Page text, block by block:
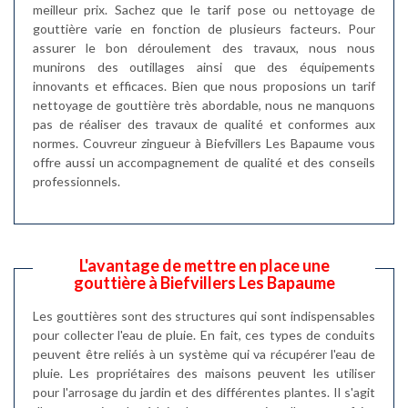
meilleur prix. Sachez que le tarif pose ou nettoyage de
gouttière varie en fonction de plusieurs facteurs. Pour
assurer le bon déroulement des travaux, nous nous
munirons des outillages ainsi que des équipements
innovants et efficaces. Bien que nous proposions un tarif
nettoyage de gouttière très abordable, nous ne manquons
pas de réaliser des travaux de qualité et conformes aux
normes. Couvreur zingueur à Biefvillers Les Bapaume vous
offre aussi un accompagnement de qualité et des conseils
professionnels.
L'avantage de mettre en place une
gouttière à Biefvillers Les Bapaume
Les gouttières sont des structures qui sont indispensables
pour collecter l'eau de pluie. En fait, ces types de conduits
peuvent être reliés à un système qui va récupérer l'eau de
pluie. Les propriétaires des maisons peuvent les utiliser
pour l'arrosage du jardin et des différentes plantes. Il s'agit